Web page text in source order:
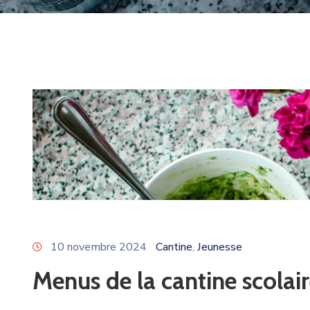
10 novembre 2024 Cantine‚ Jeunesse
Menus de la cantine